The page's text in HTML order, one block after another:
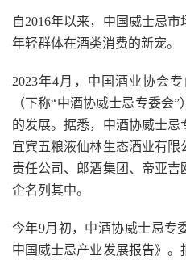
自2016年以来，中国威士忌
年轻群体在酒类消费的新宠。
2023年4月，中国酒业协会
（下称“中酒协威士忌专委会
的发展。据悉，中酒协威士忌
宜宾五粮液仙林生态酒业有
责任公司、郎酒集团、帝亚
企名列其中。
今年9月初，中酒协威士忌专
中国威士忌产业发展报告》